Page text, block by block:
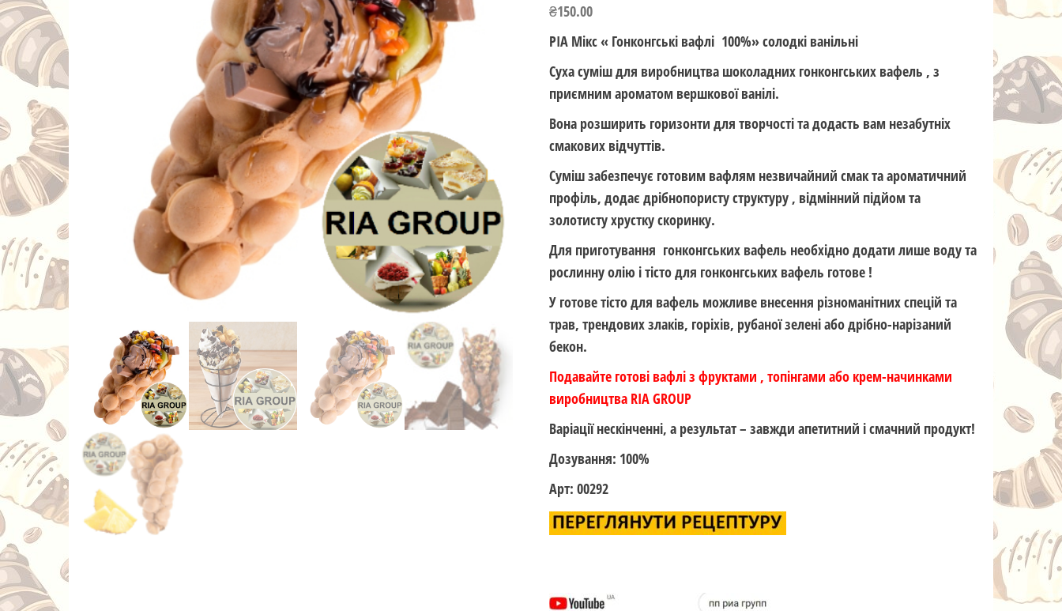
основі
покупця
₴150.00
РІА Мікс « Гонконгські вафлі 100%» солодкі ванільні
Суха суміш для виробництва шоколадних гонконгських вафель , з
приємним ароматом вершкової ванілі.
Вона розширить горизонти для творчості та додасть вам незабутніх
смакових відчуттів.
Суміш забезпечує готовим вафлям незвичайний смак та ароматичний
профіль, додає дрібнопористу структуру , відмінний підйом та
золотисту хрустку скоринку.
Для приготування гонконгських вафель необхідно додати лише воду та
рослинну олію і тісто для гонконгських вафель готове !
У готове тісто для вафель можливе внесення різноманітних спецій та
трав, трендових злаків, горіхів, рубаної зелені або дрібно-нарізаний
бекон.
Подавайте готові вафлі з фруктами , топінгами або крем-начинками
виробництва RIA GROUP
Варіації нескінченні, а результат – завжди апетитний і смачний продукт!
Дозування: 100%
Арт: 00292